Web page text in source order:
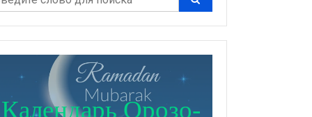
Календарь Орозо-